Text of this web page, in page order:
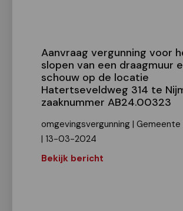
Aanvraag vergunning voor
slopen van een draagmuur
schouw op de locatie
Hatertseveldweg 314 te
zaaknummer AB24.00323
omgevingsvergunning | Gemeente
| 13-03-2024
Bekijk bericht